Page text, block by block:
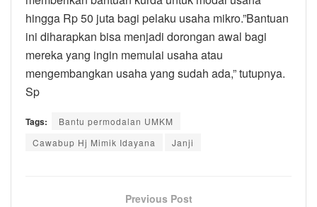
hingga Rp 50 juta bagi pelaku usaha mikro.”Bantuan
ini diharapkan bisa menjadi dorongan awal bagi
mereka yang ingin memulai usaha atau
mengembangkan usaha yang sudah ada,” tutupnya.
Sp
Tags:
Bantu permodalan UMKM
Cawabup Hj Mimik Idayana
Janji
Previous Post